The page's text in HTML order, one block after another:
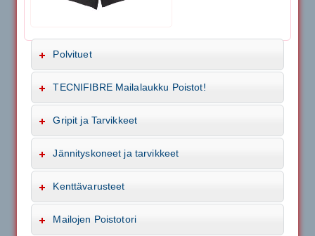
Polvituet
TECNIFIBRE Mailalaukku Poistot!
Gripit ja Tarvikkeet
Jännityskoneet ja tarvikkeet
Kenttävarusteet
Mailojen Poistotori